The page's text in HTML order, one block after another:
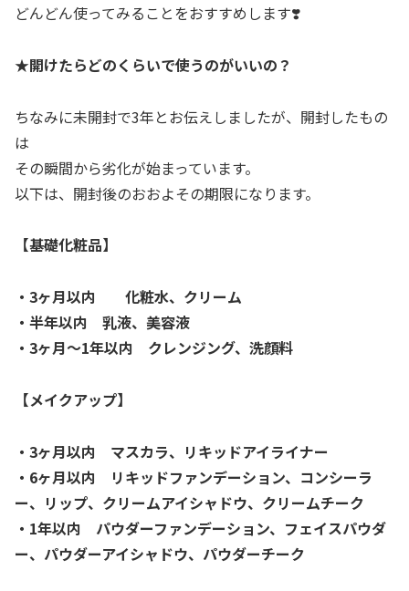
どんどん使ってみることをおすすめします❣️
★開けたらどのくらいで使うのがいいの？
ちなみに未開封で3年とお伝えしましたが、開封したもの
は
その瞬間から劣化が始まっています。
以下は、開封後のおおよその期限になります。
【基礎化粧品】
・3ヶ月以内 化粧水、クリーム
・半年以内 乳液、美容液
・3ヶ月～1年以内 クレンジング、洗顔料
【メイクアップ】
・3ヶ月以内 マスカラ、リキッドアイライナー
・6ヶ月以内 リキッドファンデーション、コンシーラ
ー、リップ、クリームアイシャドウ、クリームチーク
・1年以内 パウダーファンデーション、フェイスパウダ
ー、パウダーアイシャドウ、パウダーチーク